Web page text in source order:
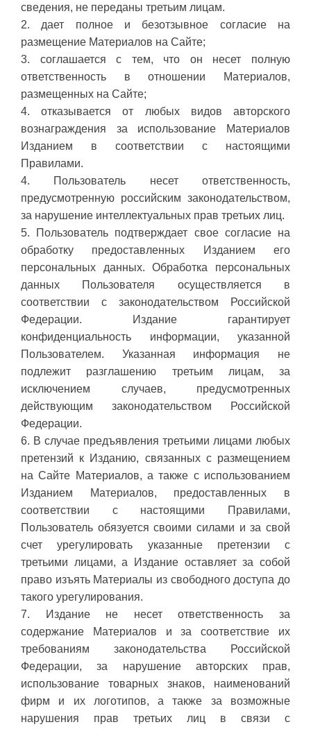
сведения, не переданы третьим лицам.
2. дает полное и безотзывное согласие на
размещение Материалов на Сайте;
3. соглашается с тем, что он несет полную
ответственность в отношении Материалов,
размещенных на Сайте;
4. отказывается от любых видов авторского
вознаграждения за использование Материалов
Изданием в соответствии с настоящими
Правилами.
4. Пользователь несет ответственность,
предусмотренную российским законодательством,
за нарушение интеллектуальных прав третьих лиц.
5. Пользователь подтверждает свое согласие на
обработку предоставленных Изданием его
персональных данных. Обработка персональных
данных Пользователя осуществляется в
соответствии с законодательством Российской
Федерации. Издание гарантирует
конфиденциальность информации, указанной
Пользователем. Указанная информация не
подлежит разглашению третьим лицам, за
исключением случаев, предусмотренных
действующим законодательством Российской
Федерации.
6. В случае предъявления третьими лицами любых
претензий к Изданию, связанных с размещением
на Сайте Материалов, а также с использованием
Изданием Материалов, предоставленных в
соответствии с настоящими Правилами,
Пользователь обязуется своими силами и за свой
счет урегулировать указанные претензии с
третьими лицами, а Издание оставляет за собой
право изъять Материалы из свободного доступа до
такого урегулирования.
7. Издание не несет ответственность за
содержание Материалов и за соответствие их
требованиям законодательства Российской
Федерации, за нарушение авторских прав,
использование товарных знаков, наименований
фирм и их логотипов, а также за возможные
нарушения прав третьих лиц в связи с